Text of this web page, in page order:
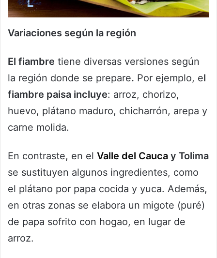
Variaciones según la región
El fiambre tiene diversas versiones según
la región donde se prepare. Por ejemplo, el
fiambre paisa incluye: arroz, chorizo,
huevo, plátano maduro, chicharrón, arepa y
carne molida.
En contraste, en el Valle del Cauca y Tolima
se sustituyen algunos ingredientes, como
el plátano por papa cocida y yuca. Además,
en otras zonas se elabora un migote (puré)
de papa sofrito con hogao, en lugar de
arroz.